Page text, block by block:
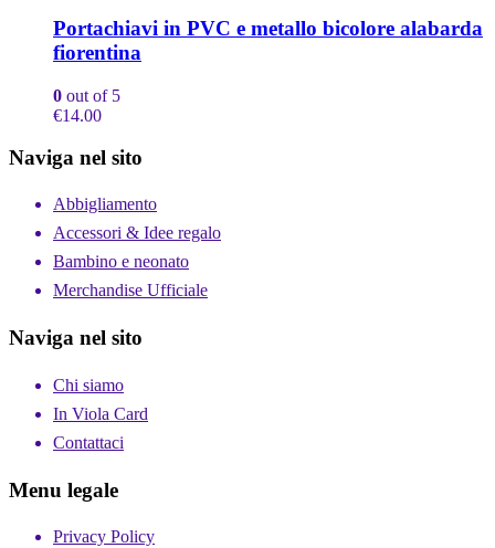
Portachiavi in PVC e metallo bicolore alabarda
fiorentina
0 out of 5
€14.00
Naviga nel sito
Abbigliamento
Accessori & Idee regalo
Bambino e neonato
Merchandise Ufficiale
Naviga nel sito
Chi siamo
In Viola Card
Contattaci
Menu legale
Privacy Policy